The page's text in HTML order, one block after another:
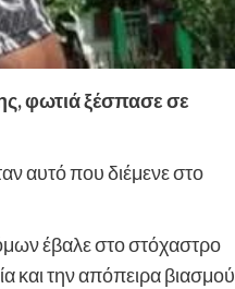
φωτιά ξέσπασε σε
αυτό που διέμενε στο
έβαλε στο στόχαστρο
και την απόπειρα βιασμού